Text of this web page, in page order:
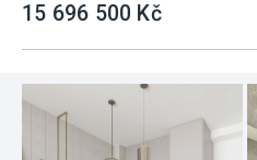
15 696 500 Kč